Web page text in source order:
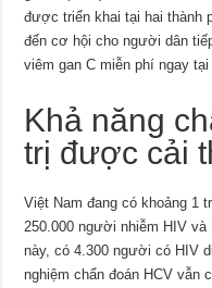
được triển khai tại hai thành
đến cơ hội cho người dân
viêm gan C miễn phí ngay tại
Khả năng
trị được cải
Việt Nam đang có khoảng 1
250.000 người nhiễm HIV
này, có 4.300 người có HIV
nghiệm chẩn đoán HCV vẫn